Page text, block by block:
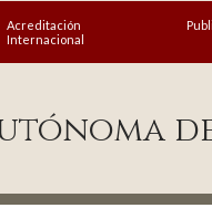
Acreditación
Internacional